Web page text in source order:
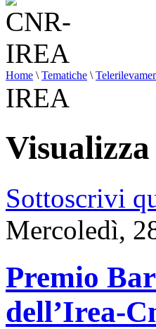
Home \ Tematiche \
IREA
Sottoscrivi
Mercoledì,
Premio
dell’Irea-